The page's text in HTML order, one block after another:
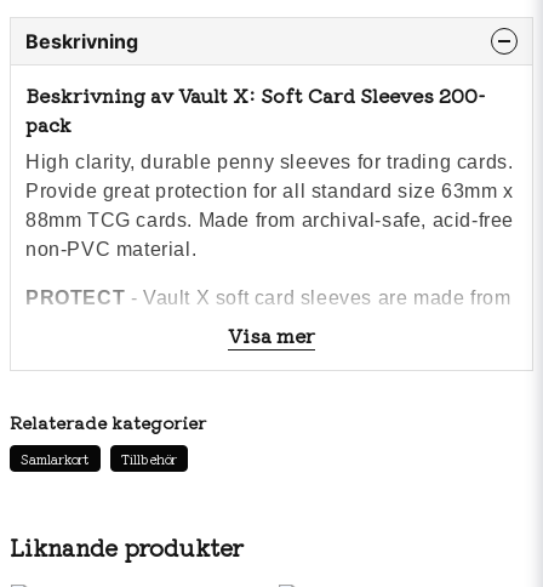
Liknande produkter
Beskrivning
Beskrivning av Vault X: Soft Card Sleeves 200-
pack
High clarity, durable penny sleeves for trading cards.
Provide great protection for all standard size 63mm x
88mm TCG cards. Made from archival-safe, acid-free
non-PVC material.
PROTECT - Vault X soft card sleeves are made from
40 micron thick polypropylene, the perfect option for
grading submissions or bulk storage.
to provide fast "pack to sleeve" protection for your
trading cards. Pair with Vault X rigid and semi-rigid
PERFECT DESIGN
Visa mer
Relaterade kategorier
Samlarkort Tillbehör